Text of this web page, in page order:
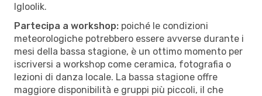
Igloolik.
Partecipa a workshop: poiché le condizioni
meteorologiche potrebbero essere avverse durante i
mesi della bassa stagione, è un ottimo momento per
iscriversi a workshop come ceramica, fotografia o
lezioni di danza locale. La bassa stagione offre
maggiore disponibilità e gruppi più piccoli, il che